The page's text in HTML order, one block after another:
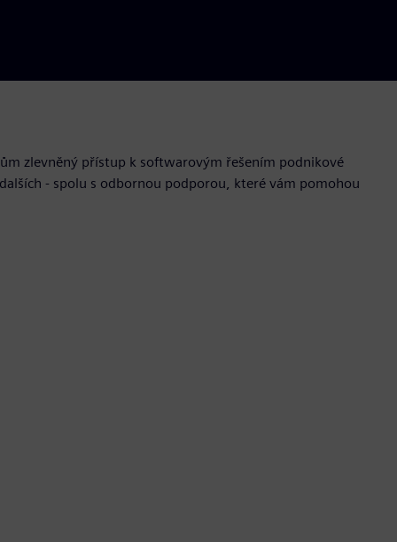
zlevněný přístup k softwarovým řešením podnikové
- spolu s odbornou podporou, které vám pomohou